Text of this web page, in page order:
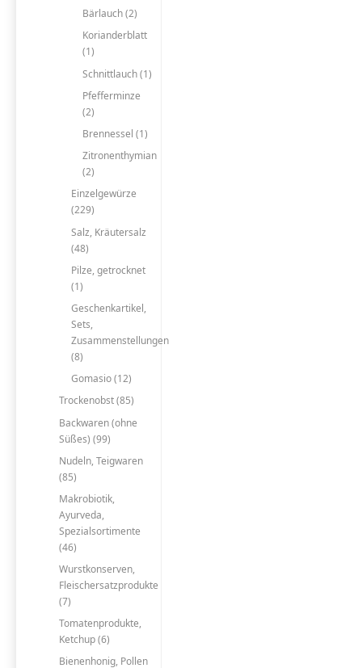
Bärlauch (2)
Korianderblatt
(1)
Schnittlauch (1)
Pfefferminze
(2)
Brennessel (1)
Zitronenthymian
(2)
Einzelgewürze
(229)
Salz, Kräutersalz
(48)
Pilze, getrocknet
(1)
Geschenkartikel,
Sets,
Zusammenstellungen
(8)
Gomasio (12)
Trockenobst (85)
Backwaren (ohne
Süßes) (99)
Nudeln, Teigwaren
(85)
Makrobiotik,
Ayurveda,
Spezialsortimente
(46)
Wurstkonserven,
Fleischersatzprodukte
(7)
Tomatenprodukte,
Ketchup (6)
Bienenhonig, Pollen